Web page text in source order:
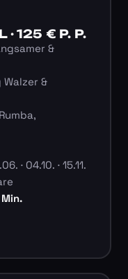
· 125 € P. P.
&
&
· 04.10. · 15.11.